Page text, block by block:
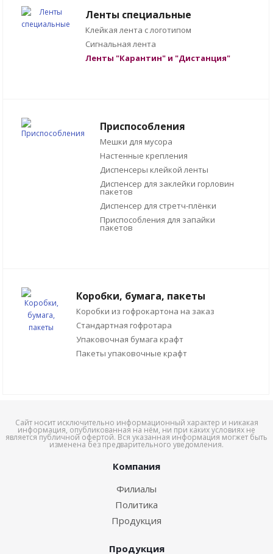
Ленты специальные
Клейкая лента с логотипом
Сигнальная лента
Ленты "Карантин" и "Дистанция"
Приспособления
Мешки для мусора
Настенные крепления
Диспенсеры клейкой ленты
Диспенсер для заклейки горловин
пакетов
Диспенсер для стретч-плёнки
Приспособления для запайки
пакетов
Коробки, бумага, пакеты
Коробки из гофрокартона на заказ
Стандартная гофротара
Упаковочная бумага крафт
Пакеты упаковочные крафт
Сайт носит исключительно информационный характер и никакая
информация, опубликованная на нём, ни при каких условиях не
является публичной офертой. Вся указанная информация могжет быть
изменена без предварительного уведомления.
Компания
Филиалы
Политика
Продукция
Продукция